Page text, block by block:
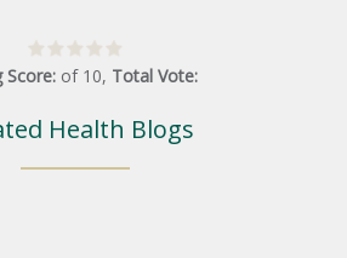
Score: of 10, Total Vote:
Health Blogs